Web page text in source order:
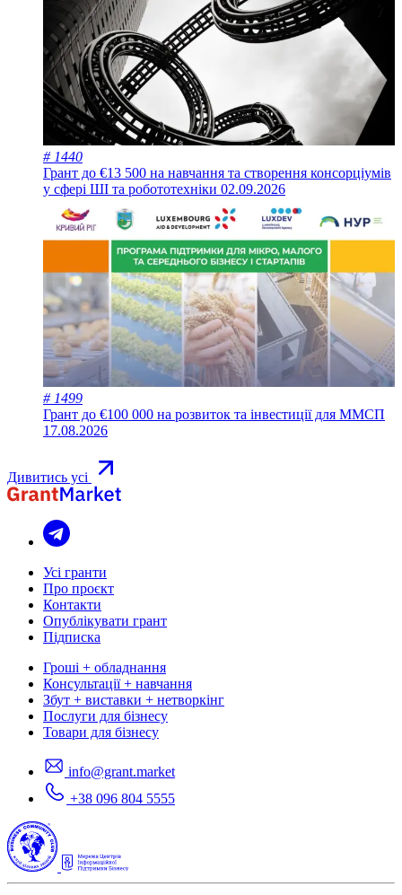
# 1440
Грант до €13 500 на навчання та створення консорціумів
у сфері ШІ та робототехніки 02.09.2026
# 1499
Грант до €100 000 на розвиток та інвестиції для ММСП
17.08.2026
Дивитись усі
Усі гранти
Про проєкт
Контакти
Опублікувати грант
Підписка
Гроші + обладнання
Консультації + навчання
Збут + виставки + нетворкінг
Послуги для бізнесу
Товари для бізнесу
info@grant.market
+38 096 804 5555